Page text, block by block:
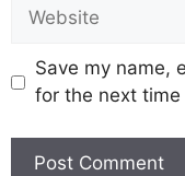
Save my name,
for the next time